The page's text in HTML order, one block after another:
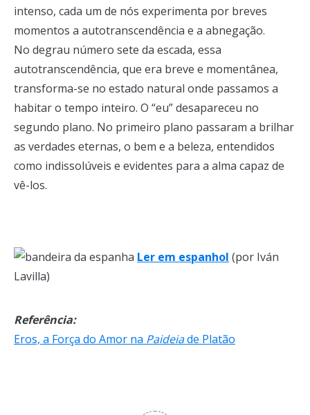
intenso, cada um de nós experimenta por breves
momentos a autotranscendência e a abnegação.
No degrau número sete da escada, essa
autotranscendência, que era breve e momentânea,
transforma-se no estado natural onde passamos a
habitar o tempo inteiro. O “eu” desapareceu no
segundo plano. No primeiro plano passaram a brilhar
as verdades eternas, o bem e a beleza, entendidos
como indissolúveis e evidentes para a alma capaz de
vê-los.
Ler em espanhol (por Iván
Lavilla)
Referência:
Eros, a Força do Amor na Paideiade Platão